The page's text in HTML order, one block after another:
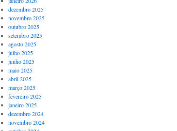
dezembro 2025
novembro 2025
outubro 2025
setembro 2025
agosto 2025
julho 2025
junho 2025
maio 2025
abril 2025
março 2025
fevereiro 2025
janeiro 2025
dezembro 2024
novembro 2024